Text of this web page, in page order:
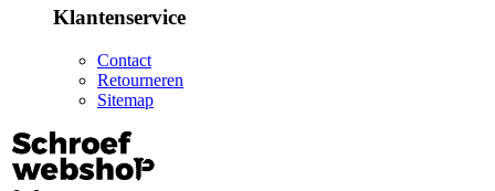
Klantenservice
Contact
Retourneren
Sitemap